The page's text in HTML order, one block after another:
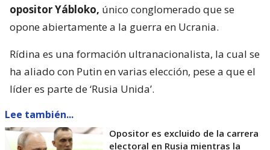
opositor Yábloko, único conglomerado que se
opone abiertamente a la guerra en Ucrania.
Rídina es una formación ultranacionalista, la cual se
ha aliado con Putin en varias elección, pese a que el
líder es parte de ‘Rusia Unida’.
Lee también...
Opositor es excluido de la carrera
electoral en Rusia mientras la